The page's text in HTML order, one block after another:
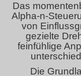
Das
Alpha-n-
von
gezielte
feinfühlige
Die